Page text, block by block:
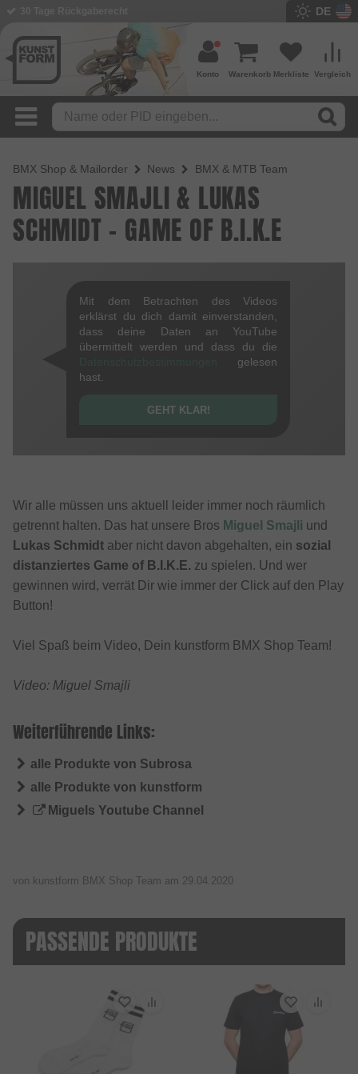
DE
Vergleich
Merkliste
Warenkorb
Konto
BMX Shop & Mailorder News BMX & MTB Team
MIGUEL SMAJLI & LUKAS
SCHMIDT - GAME OF B.I.K.E
Mit dem Betrachten des Videos
erklärst du dich damit einverstanden,
dass deine Daten an YouTube
übermittelt werden und dass du die
gelesen
hast.
GEHT KLAR!
Wir alle müssen uns aktuell leider immer noch räumlich
getrennt halten. Das hat unsere Bros Miguel Smajli und
Lukas Schmidt aber nicht davon abgehalten, ein sozial
distanziertes Game of B.I.K.E. zu spielen. Und wer
gewinnen wird, verrät Dir wie immer der Click auf den Play
Button!
Viel Spaß beim Video, Dein kunstform BMX Shop Team!
Video: Miguel Smajli
Weiterführende Links:
alle Produkte von Subrosa
alle Produkte von kunstform
Miguels Youtube Channel
von kunstform BMX Shop Team am 29.04.2020
PASSENDE PRODUKTE